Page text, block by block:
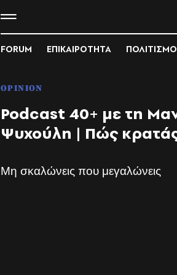
FORUM ΕΠΙΚΑΙΡΟΤΗΤΑ
OPINION
Podcast 40+ με τη
Ψυχούλη | Πώς
Μη σκαλώνεις που μεγαλώνεις